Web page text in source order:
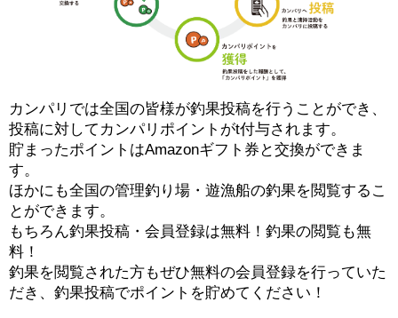
カンパリでは全国の皆様が釣果投稿を行うことができ、
投稿に対してカンパリポイントがt付与されます。
貯まったポイントはAmazonギフト券と交換ができま
す。
ほかにも全国の管理釣り場・遊漁船の釣果を閲覧するこ
とができます。
もちろん釣果投稿・会員登録は無料！釣果の閲覧も無
料！
釣果を閲覧された方もぜひ無料の会員登録を行っていた
だき、釣果投稿でポイントを貯めてください！